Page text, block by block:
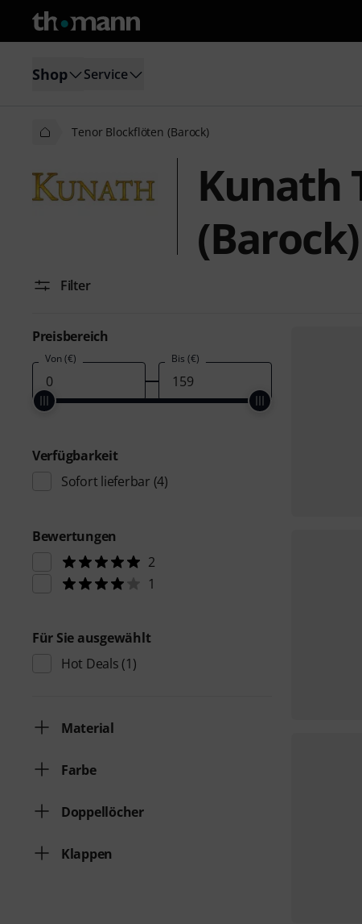
Shop Service
Tenor Blockflöten (Barock)
Kunath
(Barock)
Filter
Preisbereich
Von (€) Bis (€)
Verfügbarkeit
Sofort lieferbar (4)
Bewertungen
2
1
Für Sie ausgewählt
Hot Deals (1)
Material
Farbe
Doppellöcher
Klappen